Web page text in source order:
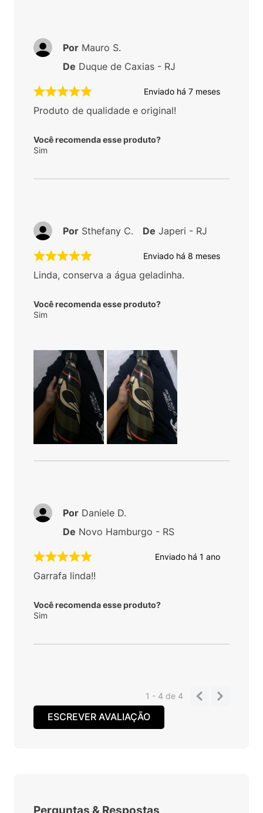
Enviado há 7 meses
Produto de qualidade e original!
Você recomenda esse produto?
Sim
Por Mauro S.
De Duque de Caxias - RJ
Enviado há 8 meses
Linda, conserva a água geladinha.
Você recomenda esse produto?
Sim
Por Sthefany C. De Japeri - RJ
Enviado há 1 ano
Garrafa linda!!
Você recomenda esse produto?
Sim
Por Daniele D.
De Novo Hamburgo - RS
1 - 4de 4
ESCREVER AVALIAÇÃO